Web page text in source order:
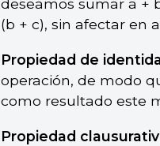
deseamos sumar a +
(b + c), sin afectar en
Propiedad de
operación, de modo
como resultado este
Propiedad